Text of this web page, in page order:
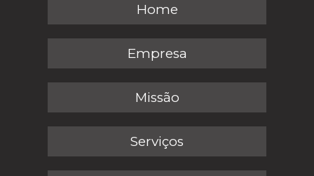
Home
Empresa
Missão
Serviços